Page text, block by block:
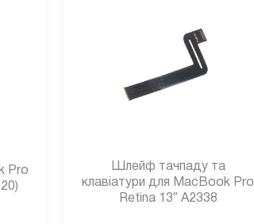
Pro
Шлейф тачпаду та
клавіатури для MacBook Pro
Retina 13″ A2338